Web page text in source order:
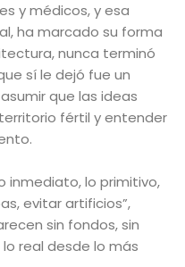
y médicos, y esa
ha marcado su forma
nunca terminó
sí le dejó fue un
que las ideas
fértil y entender
inmediato, lo primitivo,
evitar artificios”,
sin fondos, sin
real desde lo más